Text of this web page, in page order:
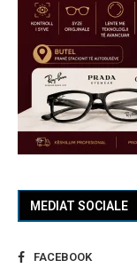
MEDIAT SOCIALE
FACEBOOK